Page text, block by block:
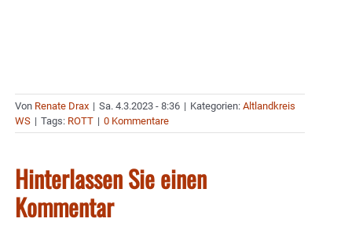
Von Renate Drax | Sa. 4.3.2023 - 8:36 | Kategorien: Altlandkreis
WS | Tags: ROTT | 0 Kommentare
Hinterlassen Sie einen
Kommentar